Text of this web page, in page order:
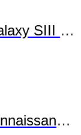
SIII Mini
Gestuelle